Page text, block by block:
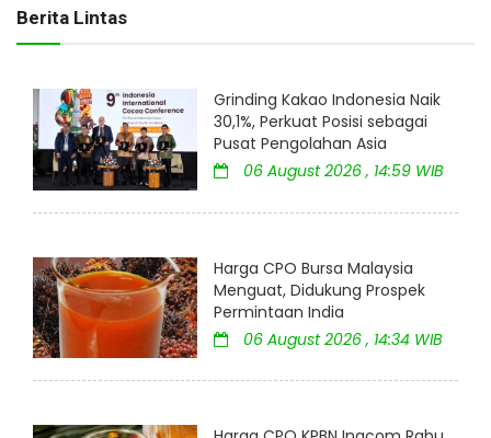
Berita Lintas
Grinding Kakao Indonesia Naik
30,1%, Perkuat Posisi sebagai
Pusat Pengolahan Asia
06 August 2026 , 14:59 WIB
Harga CPO Bursa Malaysia
Menguat, Didukung Prospek
Permintaan India
06 August 2026 , 14:34 WIB